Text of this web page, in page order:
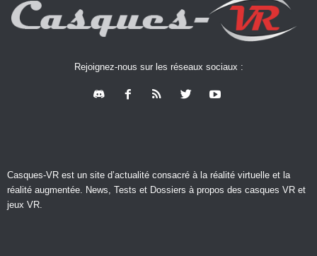
Rejoignez-nous sur les réseaux sociaux :
Casques-VR est un site d’actualité consacré à la réalité virtuelle et la
réalité augmentée. News, Tests et Dossiers à propos des casques VR et
jeux VR.